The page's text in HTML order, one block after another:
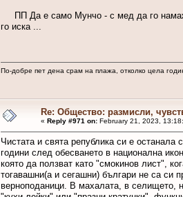
ПП Да е само Мунчо - с мед да го
го иска ...
По-добре пет дена срам на плажа, отколко цела
Re: Общество: размисли,
« Reply #971 on:February 21, 2023,
Чистата и свята република си е останала
години след обесването в национална
която да ползват като "смокинов лист",
тогавашни(а и сегашни) българи не са си
верноподаници. В махалата, в селището,